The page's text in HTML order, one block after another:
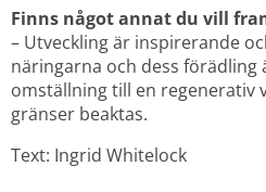
Finns något annat du vill
– Utveckling är inspirerande
näringarna och dess förädling
omställning till en regenerativ
gränser beaktas.
Text: Ingrid Whitelock